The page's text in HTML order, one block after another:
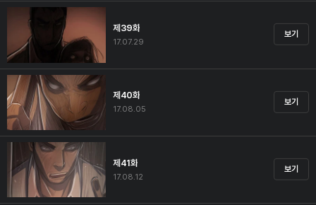
제39화
17.07.29
보기
제40화
17.08.05
보기
제41화
17.08.12
보기